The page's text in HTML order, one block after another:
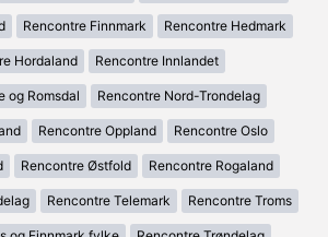
Rencontre Finnmark Rencontre Hedmark
Hordaland Rencontre Innlandet
og Romsdal Rencontre Nord-Trondelag
Rencontre Oppland Rencontre Oslo
Rencontre Østfold Rencontre Rogaland
Rencontre Telemark Rencontre Troms